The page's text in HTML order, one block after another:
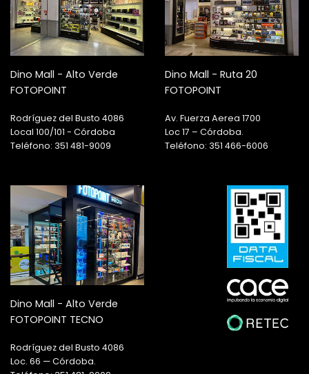
Dino Mall - Alto Verde
FOTOPOINT
Rodríguez del Busto 4086
Local 100/101 - Córdoba
Teléfono: 351 481-9009
Dino Mall - Ruta 20
FOTOPOINT
Av. Fuerza Aerea 1700
Loc 17 – Córdoba.
Teléfono: 351 466-6006
Dino Mall - Alto Verde
FOTOPOINT TECNO
Rodríguez del Busto 4086
Loc. 66 — Córdoba.